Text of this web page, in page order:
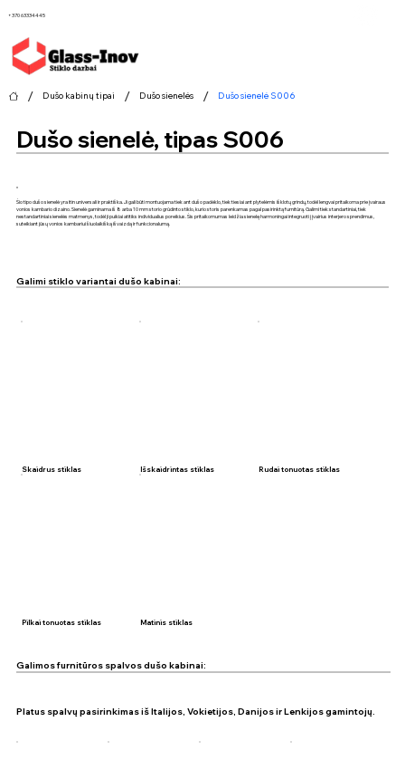
+370 63334445
/ Dušo kabinų tipai / Dušo sienelės / Dušo sienelė S006
Dušo sienelė, tipas S006
Šio tipo dušo sienelė yra itin universali ir praktiška. Ji gali būti montuojama tiek ant dušo padėklo, tiek tiesiai ant plytelėmis išklotų grindų, todėl lengvai pritaikoma prie įvairaus
vonios kambario dizaino. Sienelė gaminama iš 8 arba 10 mm storio grūdinto stiklo, kurio storis parenkamas pagal pasirinktą furnitūrą. Galimi tiek standartiniai, tiek
nestandartiniai sienelės matmenys, todėl ji puikiai atitiks individualius poreikius. Šis pritaikomumas leidžia sienelę harmoningai integruoti į įvairius interjero sprendimus,
suteikiant jūsų vonios kambariui šiuolaikišką išvaizdą ir funkcionalumą.
Galimi stiklo variantai dušo kabinai:
Skaidrus stiklas Išskaidrintas stiklas Rudai tonuotas stiklas
Pilkai tonuotas stiklas Matinis stiklas
Galimos furnitūros spalvos dušo kabinai:
Platus spalvų pasirinkimas iš Italijos, Vokietijos, Danijos ir Lenkijos gamintojų.